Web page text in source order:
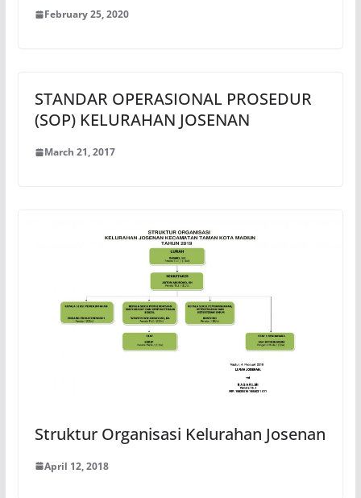
February 25, 2020
STANDAR OPERASIONAL PROSEDUR
(SOP) KELURAHAN JOSENAN
March 21, 2017
Struktur Organisasi Kelurahan Josenan
April 12, 2018